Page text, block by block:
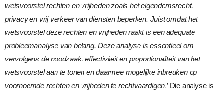
wetsvoorstel rechten en vrijheden zoals het eigendomsrecht,
privacy en vrij verkeer van diensten beperken. Juist omdat het
wetsvoorstel deze rechten en vrijheden raakt is een adequate
probleemanalyse van belang. Deze analyse is essentieel om
vervolgens de noodzaak, effectiviteit en proportionaliteit van het
wetsvoorstel aan te tonen en daarmee mogelijke inbreuken op
voornoemde rechten en vrijheden te rechtvaardigen.’Die analyse is